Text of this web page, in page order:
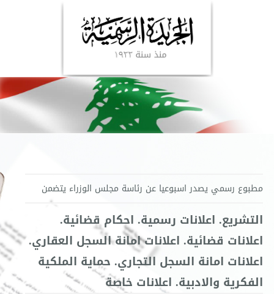
مطبوع رسمي يصدر اسبوعيا عن رئاسة مجلس الوزراء يتضمن
التشريع. اعلانات رسمية. احكام قضائية.
اعلانات قضائية. اعلانات امانة السجل العقاري.
اعلانات امانة السجل التجاري. حماية الملكية
الفكرية والادبية. اعلانات خاصة